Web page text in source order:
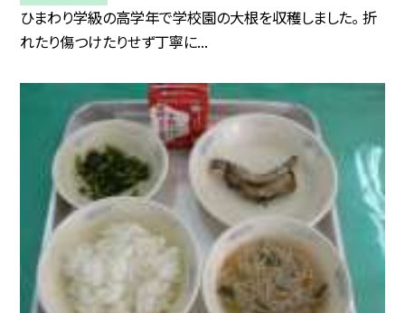
ひまわり学級の高学年で学校園の大根を収穫しました。 折
れたり傷つけたりせず丁寧に...